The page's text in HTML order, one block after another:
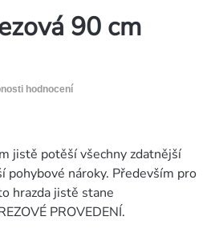
90 cm
hodnocení
jistě potěší všechny zdatnější
pohybové nároky. Především pro
hrazda jistě stane
PROVEDENÍ.